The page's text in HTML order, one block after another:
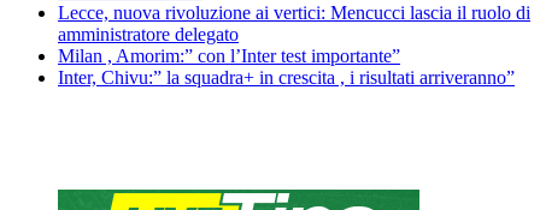
Lecce, nuova rivoluzione ai vertici: Mencucci lascia il ruolo di
amministratore delegato
Milan , Amorim:” con l’Inter test importante”
Inter, Chivu:” la squadra+ in crescita , i risultati arriveranno”